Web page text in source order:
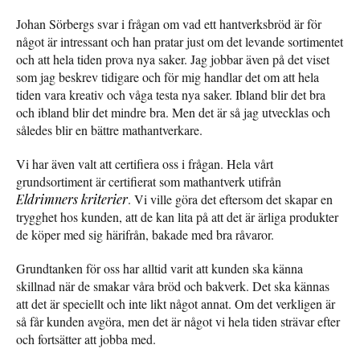
Johan Sörbergs svar i frågan om vad ett hantverksbröd är för
något är intressant och han pratar just om det levande sortimentet
och att hela tiden prova nya saker. Jag jobbar även på det viset
som jag beskrev tidigare och för mig handlar det om att hela
tiden vara kreativ och våga testa nya saker. Ibland blir det bra
och ibland blir det mindre bra. Men det är så jag utvecklas och
således blir en bättre mathantverkare.
Vi har även valt att certifiera oss i frågan. Hela vårt
grundsortiment är certifierat som mathantverk utifrån
Eldrimners kriterier. Vi ville göra det eftersom det skapar en
trygghet hos kunden, att de kan lita på att det är ärliga produkter
de köper med sig härifrån, bakade med bra råvaror.
Grundtanken för oss har alltid varit att kunden ska känna
skillnad när de smakar våra bröd och bakverk. Det ska kännas
att det är speciellt och inte likt något annat. Om det verkligen är
så får kunden avgöra, men det är något vi hela tiden strävar efter
och fortsätter att jobba med.